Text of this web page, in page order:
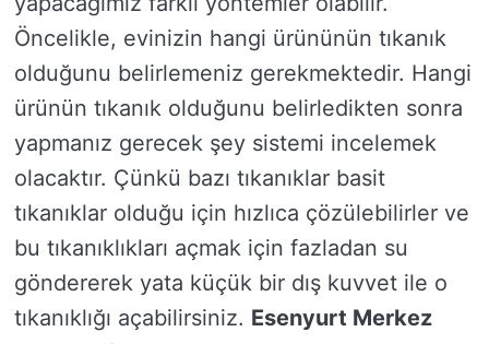
Öncelikle, evinizin hangi ürününün tıkanık
olduğunu belirlemeniz gerekmektedir. Hangi
ürünün tıkanık olduğunu belirledikten sonra
yapmanız gerecek şey sistemi incelemek
olacaktır. Çünkü bazı tıkanıklar basit
tıkanıklar olduğu için hızlıca çözülebilirler ve
bu tıkanıklıkları açmak için fazladan su
göndererek yata küçük bir dış kuvvet ile o
tıkanıklığı açabilirsiniz. Esenyurt Merkez